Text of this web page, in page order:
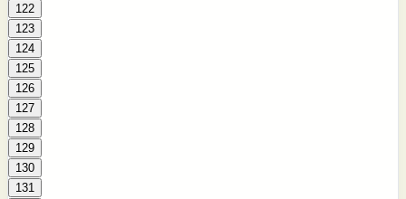
122
123
124
125
126
127
128
129
130
131